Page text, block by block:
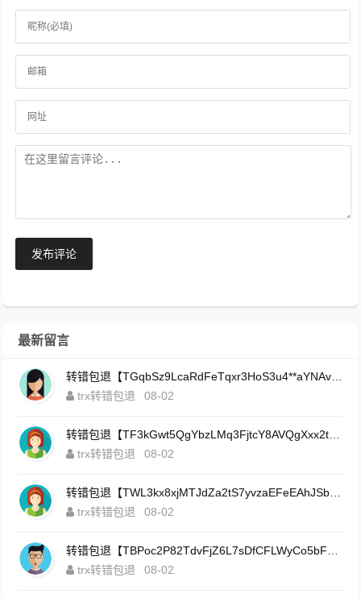
发布评论
最新留言
trx转错包退
08-02
trx转错包退
08-02
trx转错包退
08-02
trx转错包退
08-02